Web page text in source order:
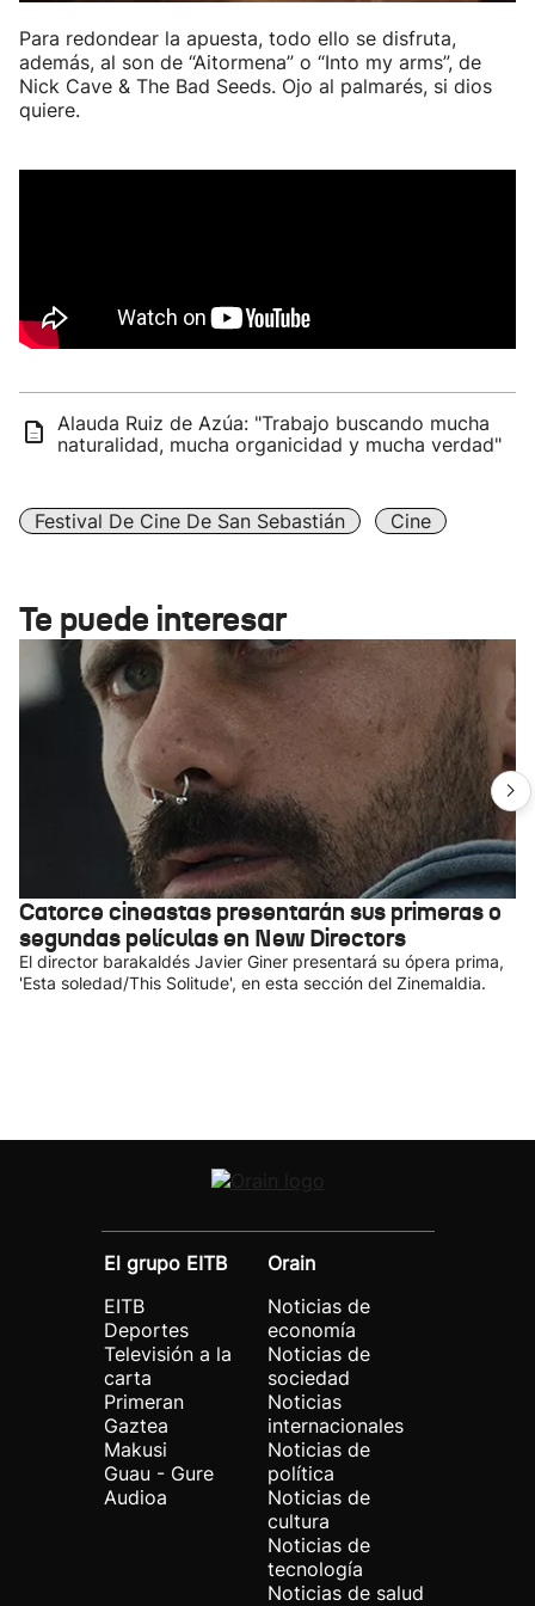
Para redondear la apuesta, todo ello se disfruta,
además, al son de “Aitormena” o “Into my arms”, de
Nick Cave & The Bad Seeds. Ojo al palmarés, si dios
quiere.
Alauda Ruiz de Azúa: "Trabajo buscando mucha
naturalidad, mucha organicidad y mucha verdad"
Festival De Cine De San Sebastián Cine
Te puede interesar
Catorce cineastas presentarán sus primeras o
segundas películas en New Directors
El director barakaldés Javier Giner presentará su ópera prima,
'Esta soledad/This Solitude', en esta sección del Zinemaldia.
El grupo EITB
EITB
Deportes
Televisión a la
carta
Primeran
Gaztea
Makusi
Guau - Gure
Audioa
Orain
Noticias de
economía
Noticias de
sociedad
Noticias
internacionales
Noticias de
política
Noticias de
cultura
Noticias de
tecnología
Noticias de salud